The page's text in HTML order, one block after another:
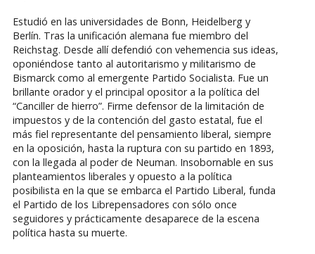
Estudió en las universidades de Bonn, Heidelberg y
Berlín. Tras la unificación alemana fue miembro del
Reichstag. Desde allí defendió con vehemencia sus ideas,
oponiéndose tanto al autoritarismo y militarismo de
Bismarck como al emergente Partido Socialista. Fue un
brillante orador y el principal opositor a la política del
“Canciller de hierro”. Firme defensor de la limitación de
impuestos y de la contención del gasto estatal, fue el
más fiel representante del pensamiento liberal, siempre
en la oposición, hasta la ruptura con su partido en 1893,
con la llegada al poder de Neuman. Insobornable en sus
planteamientos liberales y opuesto a la política
posibilista en la que se embarca el Partido Liberal, funda
el Partido de los Librepensadores con sólo once
seguidores y prácticamente desaparece de la escena
política hasta su muerte.